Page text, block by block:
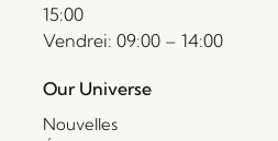
15:00
Vendrei: 09:00 – 14:00
Our Universe
Nouvelles